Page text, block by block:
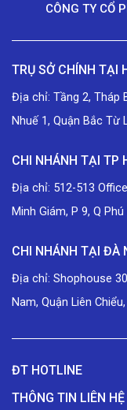
CÔNG TY CỔ
TRỤ SỞ CHÍNH TẠI
Địa chỉ: Tầng 2, Tháp
Nhuế 1, Quận Bắc Từ
CHI NHÁNH TẠI TP
Địa chỉ: 512-513
Minh Giám, P 9, Q
CHI NHÁNH TẠI ĐÀ
Địa chỉ: Shophouse
Nam, Quận Liên
ĐT HOTLINE
THÔNG TIN LIÊN HỆ